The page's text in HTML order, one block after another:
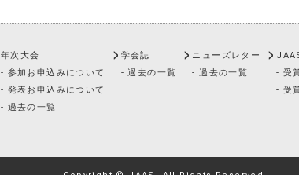
年次大会
- 参加お申込みについて
- 発表お申込みについて
- 過去の一覧
学会誌
- 過去の一覧
ニューズレター
- 過去の一覧
- 受
- 受